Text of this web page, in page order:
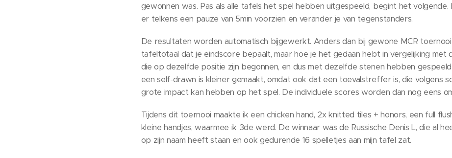
gewonnen was. Pas als alle tafels het spel hebben uitgespeeld, begint het volgende.
er telkens een pauze van 5min voorzien en verander je van tegenstanders.
De resultaten worden automatisch bijgewerkt. Anders dan bij gewone MCR
tafeltotaal dat je eindscore bepaalt, maar hoe je het gedaan hebt in vergelijking met
die op dezelfde positie zijn begonnen, en dus met dezelfde stenen hebben
een self-drawn is kleiner gemaakt, omdat ook dat een toevalstreffer is, die volgens
grote impact kan hebben op het spel. De individuele scores worden dan nog eens
Tijdens dit toernooi maakte ik een chicken hand, 2x knitted tiles + honors, een full
kleine handjes, waarmee ik 3de werd. De winnaar was de Russische Denis L, die al
op zijn naam heeft staan en ook gedurende 16 spelletjes aan mijn tafel zat.